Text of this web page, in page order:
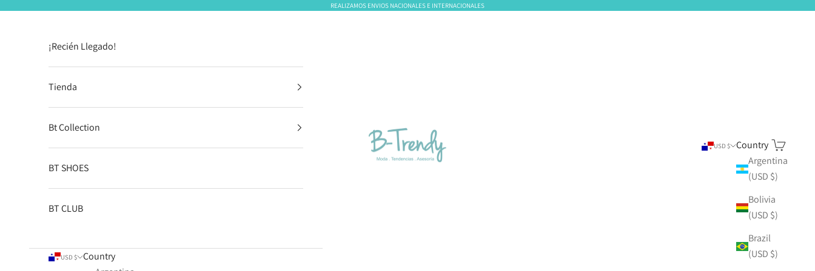
REALIZAMOS ENVIOS NACIONALES E INTERNACIONALES
B-Trendy Panamá
USD $
Country
Argentina
(USD $)
Bolivia
(USD $)
Brazil
(USD $)
Search
Cart
¡Recién Llegado!
Tienda
Bt Collection
BT SHOES
BT CLUB
USD $
Country